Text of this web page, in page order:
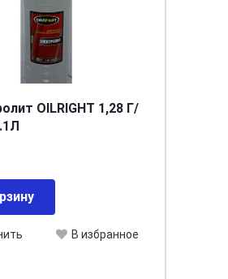
OILRIGHT 1,28 Г/
В избранное